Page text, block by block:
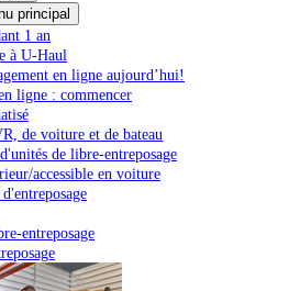
principal
1 an
à U-Haul
en ligne aujourd’hui!
ligne : commencer
de voiture et de bateau
de libre-entreposage
accessible en voiture
entreposage